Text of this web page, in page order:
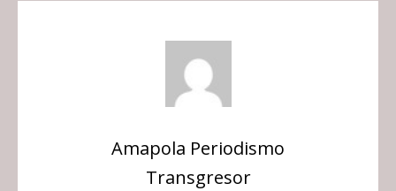
Amapola Periodismo
Transgresor